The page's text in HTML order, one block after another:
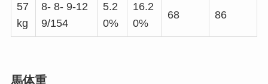
57
kg
8- 8- 9-12
9/154
5.2
0%
16.2
0%
68 86
馬体重